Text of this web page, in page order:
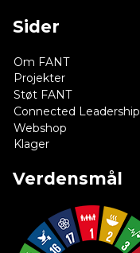
Sider
Om FANT
Projekter
Støt FANT
Connected Leadership
Webshop
Klager
Verdensmål